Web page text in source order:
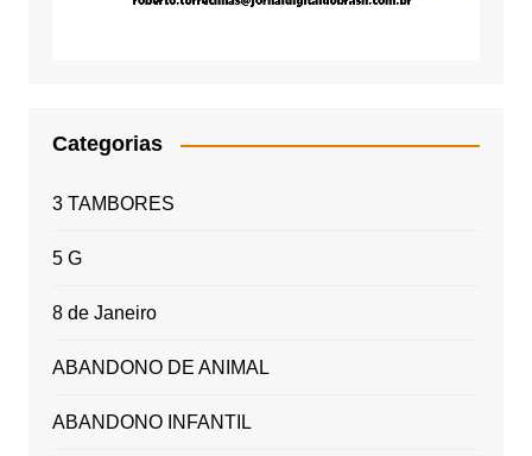
Categorias
3 TAMBORES
5 G
8 de Janeiro
ABANDONO DE ANIMAL
ABANDONO INFANTIL